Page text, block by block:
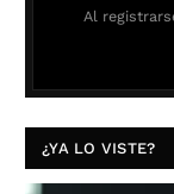
Al
¿YA LO VISTE?